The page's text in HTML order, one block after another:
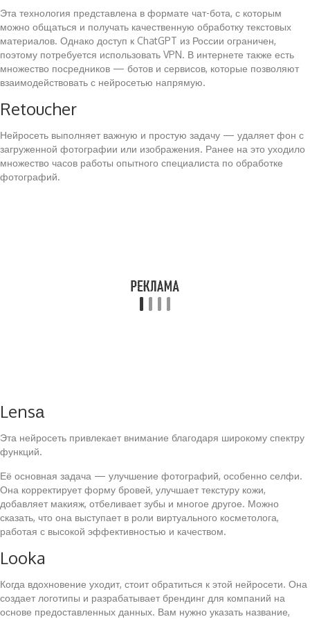
Эта технология представлена в формате чат-бота, с которым
можно общаться и получать качественную обработку текстовых
материалов. Однако доступ к ChatGPT из России ограничен,
поэтому потребуется использовать VPN. В интернете также есть
множество посредников — ботов и сервисов, которые позволяют
взаимодействовать с нейросетью напрямую.
Retoucher
Нейросеть выполняет важную и простую задачу — удаляет фон с
загруженной фотографии или изображения. Ранее на это уходило
множество часов работы опытного специалиста по обработке
фотографий.
Lensа
Эта нейросеть привлекает внимание благодаря широкому спектру
функций.
Её основная задача — улучшение фотографий, особенно селфи.
Она корректирует форму бровей, улучшает текстуру кожи,
добавляет макияж, отбеливает зубы и многое другое. Можно
сказать, что она выступает в роли виртуального косметолога,
работая с высокой эффективностью и качеством.
Looka
Когда вдохновение уходит, стоит обратиться к этой нейросети. Она
создает логотипы и разрабатывает брендинг для компаний на
основе предоставленных данных. Вам нужно указать название,